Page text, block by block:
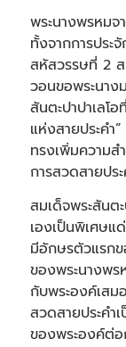
พระนางพรหมจ
ทั้งจากการประ
สหัสวรรษที่ 2 ส
วอนขอพระนา
สันตะปาปาเลโ
แห่งสายประคำ
ทรงเพิ่มความ
การสวดสายปร
สมเด็จพระสัน
เองเป็นพิเศษแ
มีอักษรตัวแรก
ของพระนางพร
กับพระองค์เสม
สวดสายประค
ของพระองค์ต่อ